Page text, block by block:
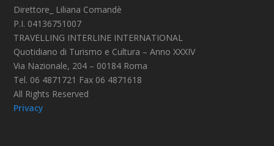
Direttore_ Liliana Comandè
P.I. 04136751007
TRAVELLING INTERLINE INTERNATIONAL
Quotidiano di Turismo e Cultura – Anno XXXIV
Via Nazionale, 204 – 00184 Roma
Tel. 06 4871721 Fax 06 4871618
All Rights Reserved
Privacy